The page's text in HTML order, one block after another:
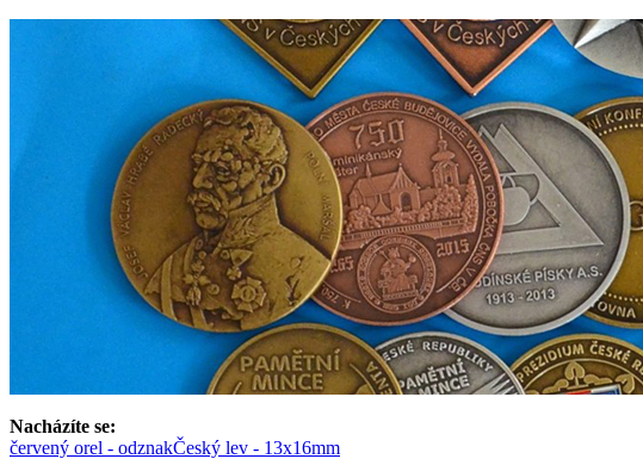
Nacházíte se:
červený orel - odznakČeský lev - 13x16mm